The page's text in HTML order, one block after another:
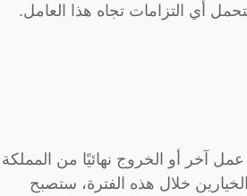
أي التزامات تجاه هذا العامل.
آخر أو الخروج نهائيًا من المملكة
الخيارين خلال هذه الفترة، ستصبح